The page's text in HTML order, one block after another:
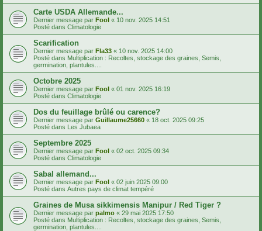
Carte USDA Allemande...
Dernier message par Fool « 10 nov. 2025 14:51
Posté dans Climatologie
Scarification
Dernier message par Fla33 « 10 nov. 2025 14:00
Posté dans Multiplication : Recoltes, stockage des graines, Semis,
germination, plantules....
Octobre 2025
Dernier message par Fool « 01 nov. 2025 16:19
Posté dans Climatologie
Dos du feuillage brûlé ou carence?
Dernier message par Guillaume25660 « 18 oct. 2025 09:25
Posté dans Les Jubaea
Septembre 2025
Dernier message par Fool « 02 oct. 2025 09:34
Posté dans Climatologie
Sabal allemand...
Dernier message par Fool « 02 juin 2025 09:00
Posté dans Autres pays de climat tempéré
Graines de Musa sikkimensis Manipur / Red Tiger ?
Dernier message par palmo « 29 mai 2025 17:50
Posté dans Multiplication : Recoltes, stockage des graines, Semis,
germination, plantules....